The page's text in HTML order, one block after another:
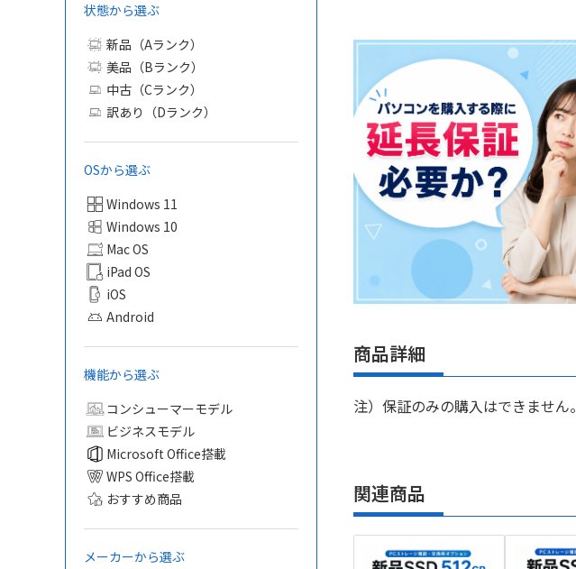
状態から選ぶ
新品（Aランク）
美品（Bランク）
中古（Cランク）
訳あり（Dランク）
OSから選ぶ
Windows 11
Windows 10
Mac OS
iPad OS
iOS
Android
機能から選ぶ
コンシューマーモデル
ビジネスモデル
Microsoft Office搭載
WPS Office搭載
おすすめ商品
メーカーから選ぶ
商品詳細
注）保証のみの購入はできません。
関連商品